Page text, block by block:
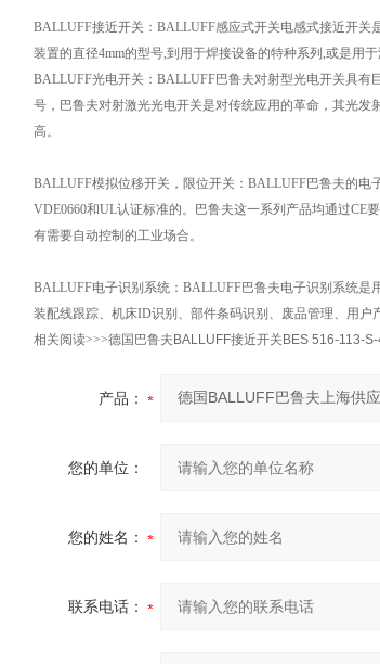
BALLUFF接近开关：BALLUFF感应式开关电感式接近开关
装置的直径4mm的型号,到用于焊接设备的特种系列,或是用
BALLUFF光电开关：BALLUFF巴鲁夫对射型光电开关具有
号，巴鲁夫对射激光光电开关是对传统应用的革命，其光
高。
BALLUFF模拟位移开关，限位开关：BALLUFF巴鲁夫的电
VDE0660和UL认证标准的。巴鲁夫这一系列产品均通过CE
有需要自动控制的工业场合。
BALLUFF电子识别系统：BALLUFF巴鲁夫电子识别系统是
装配线跟踪、机床ID识别、部件条码识别、废品管理、用户
相关阅读>>>德国巴鲁夫BALLUFF接近开关BES 516-113-S-
产品：
您的单位：
您的姓名：
联系电话：